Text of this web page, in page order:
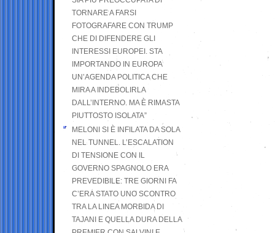
TORNARE A FARSI
FOTOGRAFARE CON TRUMP
CHE DI DIFENDERE GLI
INTERESSI EUROPEI. STA
IMPORTANDO IN EUROPA
UN’AGENDA POLITICA CHE
MIRA A INDEBOLIRLA
DALL’INTERNO. MA È RIMASTA
PIUTTOSTO ISOLATA”
MELONI SI È INFILATA DA SOLA
NEL TUNNEL. L’ESCALATION
DI TENSIONE CON IL
GOVERNO SPAGNOLO ERA
PREVEDIBILE: TRE GIORNI FA
C’ERA STATO UNO SCONTRO
TRA LA LINEA MORBIDA DI
TAJANI E QUELLA DURA DELLA